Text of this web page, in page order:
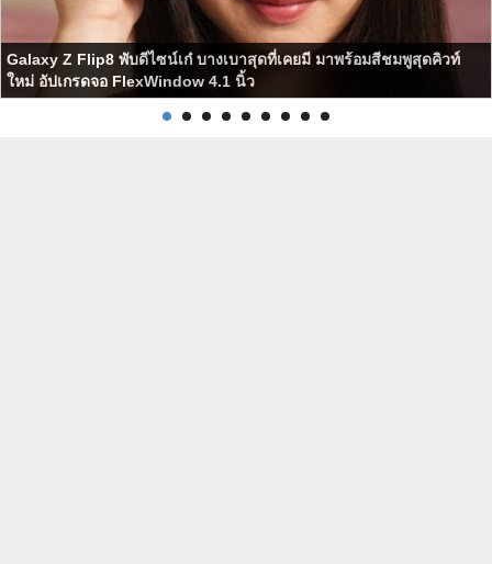
Galaxy Z Flip8 พับดีไซน์เก๋ บางเบาสุดที่เคยมี มาพร้อมสีชมพูสุดคิวท์
ใหม่ อัปเกรดจอ FlexWindow 4.1 นิ้ว